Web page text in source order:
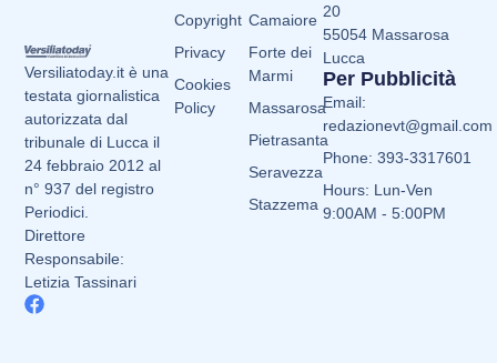
Versiliatoday.it è una
testata giornalistica
autorizzata dal
tribunale di Lucca il
24 febbraio 2012 al
n° 937 del registro
Periodici.
Direttore
Responsabile:
Letizia Tassinari
Camaiore
Forte dei
Marmi
Massarosa
Pietrasanta
Seravezza
Stazzema
Copyright
Privacy
Cookies
Policy
20
55054 Massarosa
Lucca
Per Pubblicità
Email:
redazionevt@gmail.com
Phone: 393-3317601
Hours: Lun-Ven
9:00AM - 5:00PM